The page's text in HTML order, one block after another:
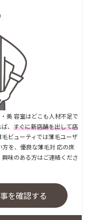
美 容室はどこも人材不足で
、 すぐに新店舗を出して店
ビューティでは薄毛ユーザ
を、優良な薄毛対 応の床
味のある方はご連絡くださ
を確認する